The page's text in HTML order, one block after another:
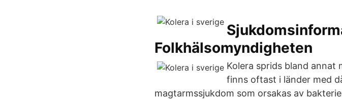
Folkhälsomyndigheten
Kolera sprids bland annat
finns oftast i länder med
magtarmssjukdom som orsakas av